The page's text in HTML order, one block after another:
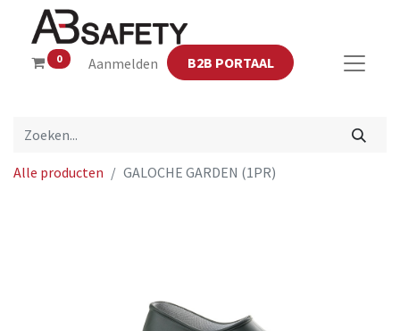
0 Aanmelden B2B PORTAAL
Alle producten GALOCHE GARDEN (1PR)